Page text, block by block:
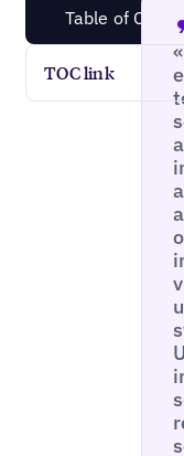
Table of
TOC link